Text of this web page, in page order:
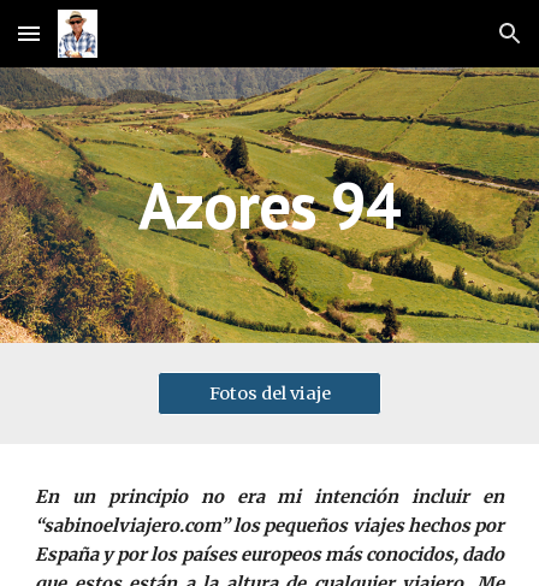
Skip to main content Skip to navigation
Azores 94
Fotos del viaje
En un principio no era mi intención incluir en
“sabinoelviajero.com” los pequeños viajes hechos por
España y por los países europeos más conocidos, dado